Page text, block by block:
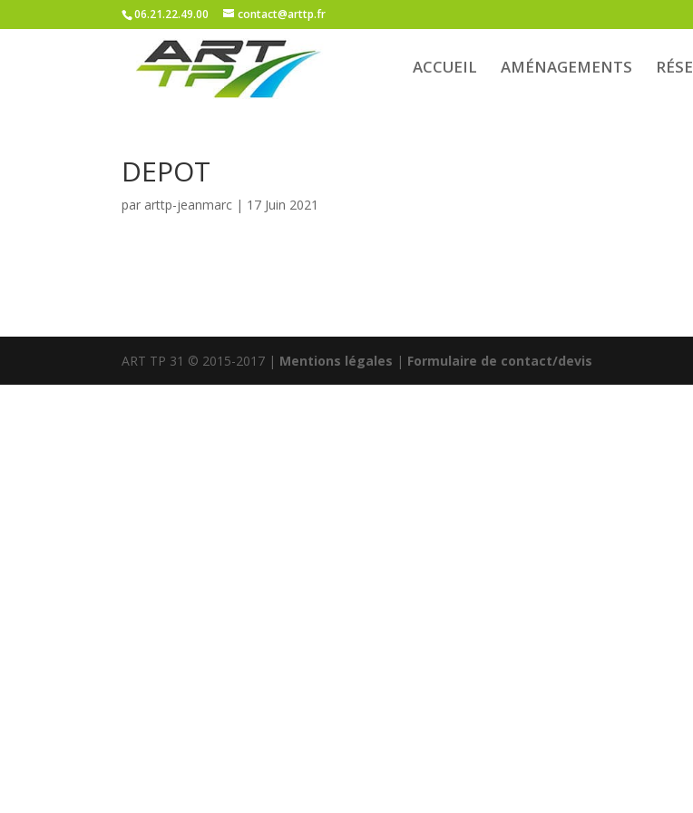
06.21.22.49.00 contact@arttp.fr
ACCUEIL AMÉNAGEMENTS
DEPOT
par arttp-jeanmarc | 17 Juin 2021
ART TP 31 © 2015-2017 | Mentions légales | Formulaire de contact/devis